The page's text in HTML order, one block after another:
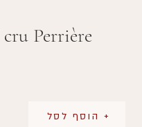
cru Perrière
+ הוסף לסל